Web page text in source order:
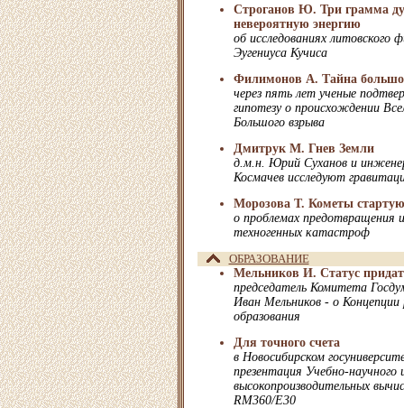
Строганов Ю. Три грамма
невероятную энергию
об исследованиях литовского
Эугениуса Кучиса
Филимонов А. Тайна
через пять лет ученые
гипотезу о происхождении
Большого взрыва
Дмитрук М. Гнев Земли
д.м.н. Юрий Суханов и
Космачев исследуют
Морозова Т. Кометы
о проблемах предотвращения
техногенных катастроф
ОБРАЗОВАНИЕ
Мельников И. Статус
председатель Комитета
Иван Мельников - о Концепции
образования
Для точного счета
в Новосибирском
презентация Учебно-научного
высокопроизводительных
RM360/E30